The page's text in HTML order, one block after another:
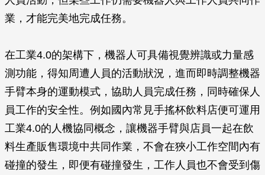
業，才能完美地完成任務。
在工業4.0的架構下，機器人可具備視覺辨識或力量感
測功能，得知周遭人員的活動狀況，進而即時調整機器
手臂本身的運動模式，協助人員完成任務，同時確保人
員工作的安全性。例如國內常見手搖杯飲料店便可運用
工業4.0的人機協同概念，讓機器手臂與店員一起在飲
料生產販售環境中共同作業，不會在狹小工作空間內有
碰撞的發生，即便有碰撞發生，工作人員也不會受到傷